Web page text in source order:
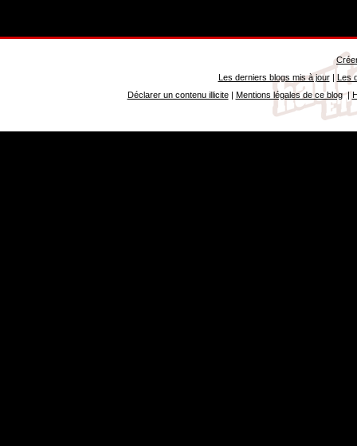
Les derniers blogs mis à jour| Les
Déclarer un contenu illicite| Mentions légales de ce blog|